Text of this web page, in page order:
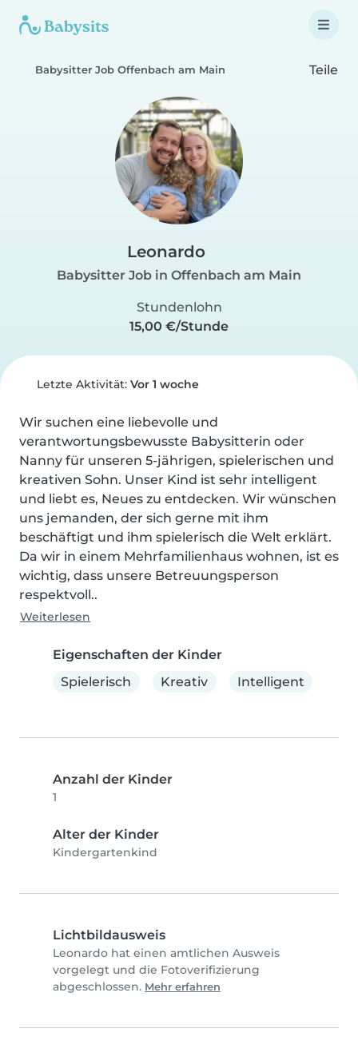
Babysitter Job Offenbach am Main Teile
Leonardo
Babysitter Job in Offenbach am Main
Stundenlohn
15,00 €/Stunde
Letzte Aktivität: Vor 1 woche
Wir suchen eine liebevolle und
verantwortungsbewusste Babysitterin oder
Nanny für unseren 5-jährigen, spielerischen und
kreativen Sohn. Unser Kind ist sehr intelligent
und liebt es, Neues zu entdecken. Wir wünschen
uns jemanden, der sich gerne mit ihm
beschäftigt und ihm spielerisch die Welt erklärt.
Da wir in einem Mehrfamilienhaus wohnen, ist es
wichtig, dass unsere Betreuungsperson
respektvoll..
Weiterlesen
Eigenschaften der Kinder
Spielerisch
Kreativ Intelligent
Anzahl der Kinder
1
Alter der Kinder
Kindergartenkind
Lichtbildausweis
Leonardo hat einen amtlichen Ausweis
vorgelegt und die Fotoverifizierung
abgeschlossen. Mehr erfahren